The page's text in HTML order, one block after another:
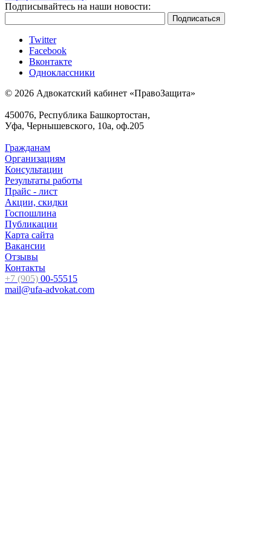
Подписывайтесь на наши новости:
Twitter
Facebook
Вконтакте
Одноклассники
© 2026 Адвокатский кабинет «ПравоЗащита»
450076, Республика Башкортостан,
Уфа, Чернышевского, 10а, оф.205
Гражданам
Организациям
Консультации
Результаты работы
Прайс - лист
Акции, скидки
Госпошлина
Публикации
Карта сайта
Вакансии
Отзывы
Контакты
+7 (905) 00-55515
mail@ufa-advokat.com